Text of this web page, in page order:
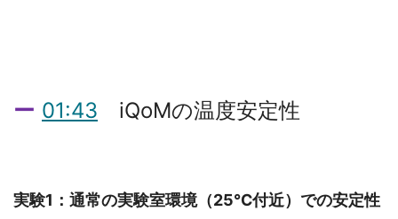
01:43 iQoMの温度安定性
実験1：通常の実験室環境（25℃付近）での安定性